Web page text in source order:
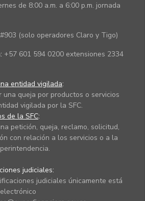
de 8:00 a.m. a 6:00 p.m. jornada
#903 (solo operadores Claro y Tigo)
+57 601 594 0200 extensiones 2334
entidad vigilada:
una queja por productos o servicios
vigilada por la SFC.
de la SFC:
petición, queja, reclamo, solicitud,
con relación a los servicios o a la
judiciales:
judiciales únicamente está